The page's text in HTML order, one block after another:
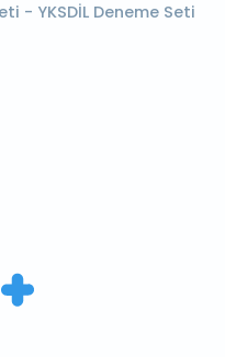
- YKSDİL Deneme Seti